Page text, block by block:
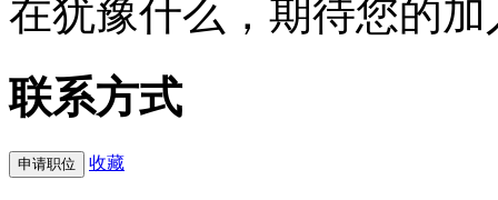
在犹豫什么，期待您的
联系方式
收藏